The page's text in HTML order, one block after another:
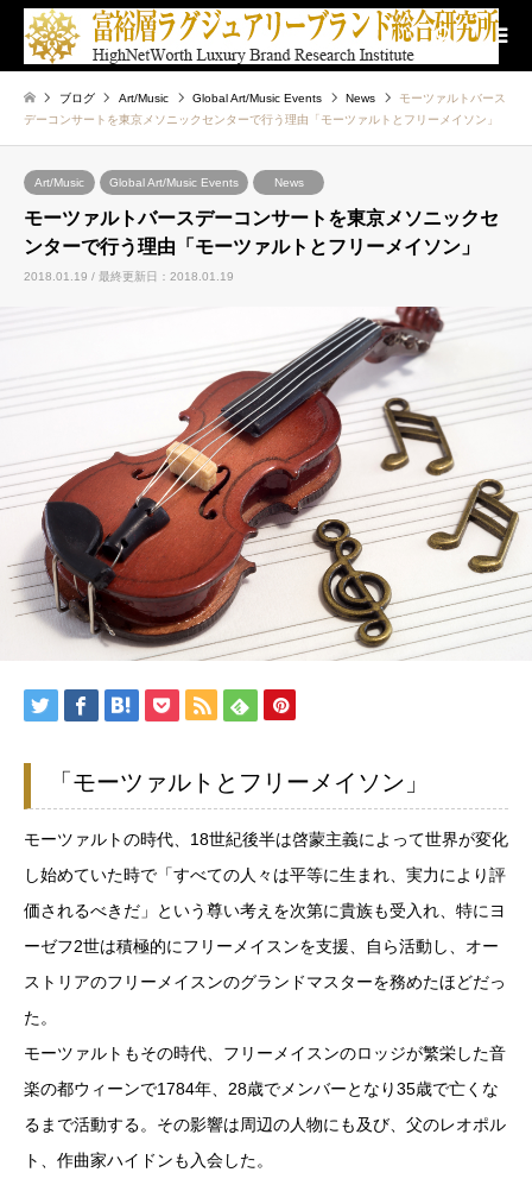
検索
ブログ Art/Music Global Art/Music Events News
モーツァルトバース
デーコンサートを東京メソニックセンターで行う理由「モーツァルトとフリーメイソン」
Art/Music Global Art/Music Events News
モーツァルトバースデーコンサートを東京メソニックセ
ンターで行う理由「モーツァルトとフリーメイソン」
2018.01.19 / 最終更新日：2018.01.19
「モーツァルトとフリーメイソン」
モーツァルトの時代、18世紀後半は啓蒙主義によって世界が変化
し始めていた時で「すべての人々は平等に生まれ、実力により評
価されるべきだ」という尊い考えを次第に貴族も受入れ、特にヨ
ーゼフ2世は積極的にフリーメイスンを支援、自ら活動し、オー
ストリアのフリーメイスンのグランドマスターを務めたほどだっ
た。
モーツァルトもその時代、フリーメイスンのロッジが繁栄した音
楽の都ウィーンで1784年、28歳でメンバーとなり35歳で亡くな
るまで活動する。その影響は周辺の人物にも及び、父のレオポル
ト、作曲家ハイドンも入会した。